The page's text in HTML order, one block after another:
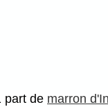
part de marron